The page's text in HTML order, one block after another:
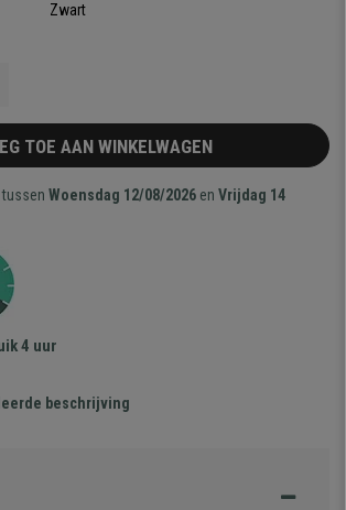
Zwart
TOE AAN WINKELWAGEN
tussen Woensdag 12/08/2026 en Vrijdag 14
4 uur
beschrijving